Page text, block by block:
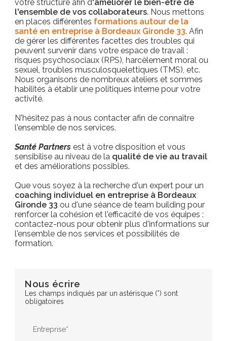
votre structure afin d'améliorer le bien-être de
l'ensemble de vos collaborateurs. Nous mettons
en places différentes formations autour de la
santé en entreprise à Bordeaux Gironde 33. Afin
de gérer les différentes facettes des troubles qui
peuvent survenir dans votre espace de travail :
risques psychosociaux (RPS), harcèlement moral ou
sexuel, troubles musculosquelettiques (TMS), etc.
Nous organisons de nombreux ateliers et sommes
habilités à établir une politiques interne pour votre
activité.
N'hésitez pas à nous contacter afin de connaître
l'ensemble de nos services.
Santé Partners est à votre disposition et vous
sensibilise au niveau de la qualité de vie au travail
et des améliorations possibles.
Que vous soyez à la recherche d'un expert pour un
coaching individuel en entreprise à Bordeaux
Gironde 33 ou d'une séance de team building pour
renforcer la cohésion et l'efficacité de vos équipes :
contactez-nous pour obtenir plus d'informations sur
l'ensemble de nos services et possibilités de
formation.
Nous écrire
Les champs indiqués par un astérisque (*) sont
obligatoires
Entreprise*